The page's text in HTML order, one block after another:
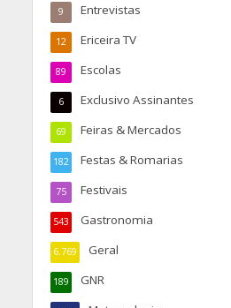
Entrevistas
9
Ericeira TV
12
Escolas
89
Exclusivo Assinantes
6
Feiras & Mercados
69
Festas & Romarias
182
Festivais
75
Gastronomia
543
Geral
6.769
GNR
189